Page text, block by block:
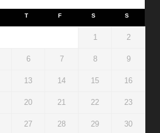
T F S S
1 2
6 7 8 9
13 14 15 16
20 21 22 23
27 28 29 30